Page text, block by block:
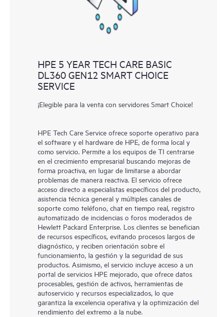
HPE 5 YEAR TECH CARE BASIC
DL360 GEN12 SMART CHOICE
SERVICE
¡Elegible para la venta con servidores Smart Choice!
HPE Tech Care Service ofrece soporte operativo para
el software y el hardware de HPE, de forma local y
como servicio. Permite a los equipos de TI centrarse
en el crecimiento empresarial buscando mejoras de
forma proactiva, en lugar de limitarse a abordar
problemas de manera reactiva. El servicio ofrece
acceso directo a especialistas específicos del producto,
asistencia técnica general y múltiples canales de
soporte como teléfono, chat en tiempo real, registro
automatizado de incidencias o foros moderados de
Hewlett Packard Enterprise. Los clientes se benefician
de recursos específicos, evitando procesos largos de
diagnóstico, y reciben orientación sobre el
funcionamiento, la gestión y la seguridad de sus
productos. Asimismo, el servicio incluye acceso a un
portal de servicios HPE mejorado, que ofrece datos
procesables, gestión de activos, herramientas de
autoservicio y recursos especializados, lo que
garantiza la excelencia operativa y la optimización del
rendimiento del extremo a la nube.